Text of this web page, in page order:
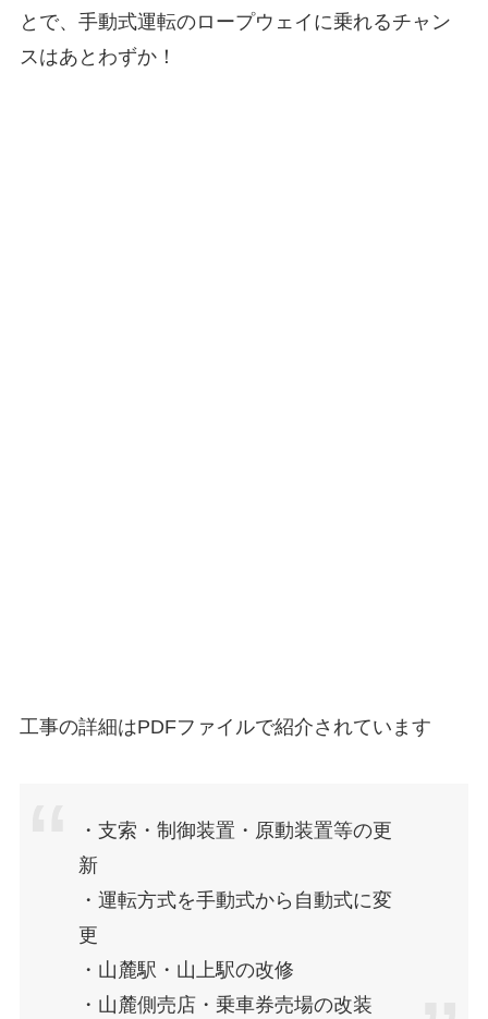
とで、手動式運転のロープウェイに乗れるチャン
スはあとわずか！
工事の詳細はPDFファイルで紹介されています
・支索・制御装置・原動装置等の更
新
・運転方式を手動式から自動式に変
更
・山麓駅・山上駅の改修
・山麓側売店・乗車券売場の改装